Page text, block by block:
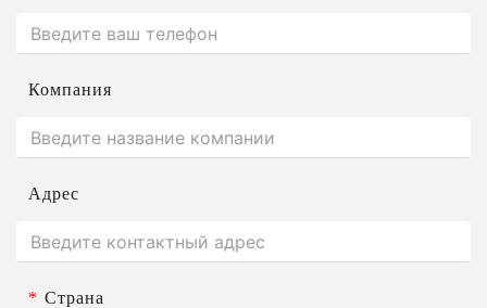
Компания
Адрес
* Страна